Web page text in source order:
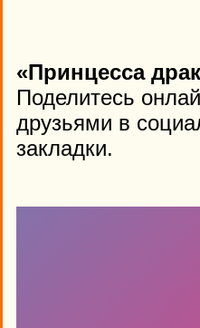
«Принцесса
Поделитесь
друзьями в
закладки.